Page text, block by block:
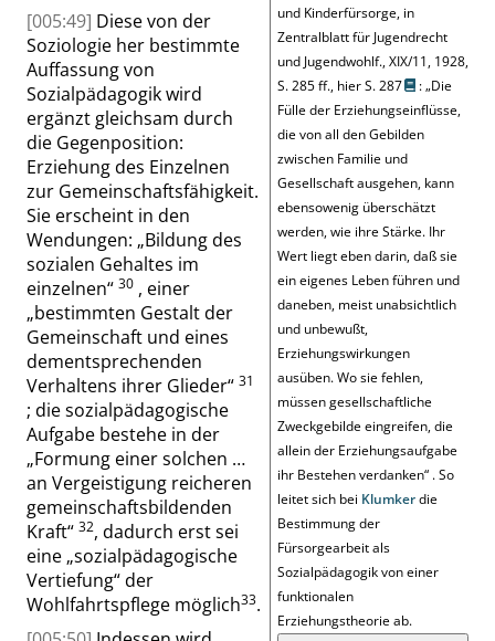
und Kinderfürsorge, in
Zentralblatt für Jugendrecht
und Jugendwohlf., XIX/11, 1928,
S. 285 ff., hier S. 287
:„Die
Fülle der Erziehungseinflüsse,
die von all den Gebilden
zwischen Familie und
Gesellschaft ausgehen, kann
ebensowenig überschätzt
werden, wie ihre Stärke. Ihr
Wert liegt eben darin, daß sie
ein eigenes Leben führen und
daneben, meist unabsichtlich
und unbewußt,
Erziehungswirkungen
ausüben. Wo sie fehlen,
müssen gesellschaftliche
Zweckgebilde eingreifen, die
allein der Erziehungsaufgabe
ihr Bestehen verdanken“ . So
leitet sich bei Klumkerdie
Bestimmung der
Fürsorgearbeit als
Sozialpädagogik von einer
funktionalen
Erziehungstheorie ab.
[005:49] Diese von der
Soziologie her bestimmte
Auffassung von
Sozialpädagogik wird
ergänzt gleichsam durch
die Gegenposition:
Erziehung des Einzelnen
zur Gemeinschaftsfähigkeit.
Sie erscheint in den
Wendungen: „Bildung des
sozialen Gehaltes im
einzelnen“ 30 , einer
„bestimmten Gestalt der
Gemeinschaft und eines
dementsprechenden
Verhaltens ihrer Glieder“ 31
; die sozialpädagogische
Aufgabe bestehe in der
„Formung einer solchen …
an Vergeistigung reicheren
gemeinschaftsbildenden
Kraft“ 32, dadurch erst sei
eine „sozialpädagogische
Vertiefung“der
Wohlfahrtspflege möglich33.